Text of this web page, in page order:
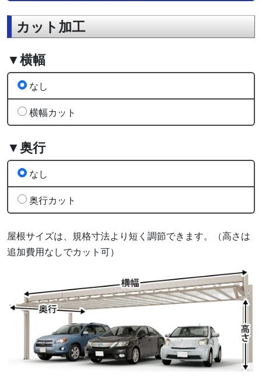
カット加工
屋根サイズは、規格寸法より短く調節できます。（高さは
追加費用なしでカット可）
▼横幅
なし
横幅カット
▼奥行
なし
奥行カット